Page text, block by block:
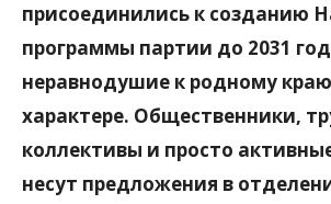
присоединились к созданию
программы партии до 2031
неравнодушие к родному
характере. Общественники,
коллективы и просто
несут предложения в